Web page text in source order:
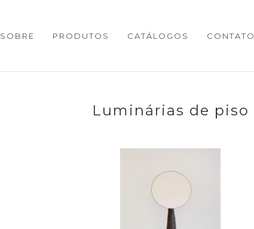
SOBRE PRODUTOS CATÁLOGOS CONTATO
Luminárias de piso